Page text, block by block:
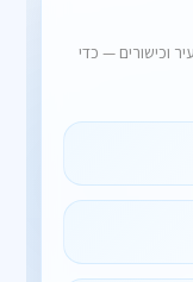
וכישורים — כדי